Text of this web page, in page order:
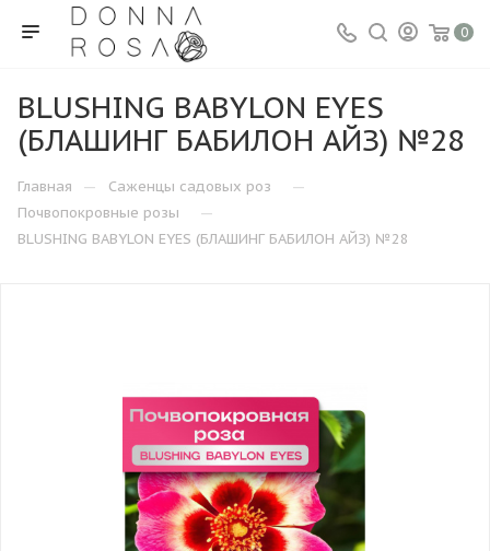
0
BLUSHING BABYLON EYES
(БЛАШИНГ БАБИЛОН АЙЗ) №28
Главная — Саженцы садовых роз —
Почвопокровные розы —
BLUSHING BABYLON EYES (БЛАШИНГ БАБИЛОН АЙЗ) №28